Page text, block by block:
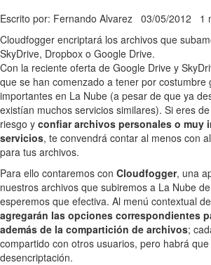
Escrito por: Fernando Alvarez 03/05/2012 1
Cloudfogger encriptará los archivos que
SkyDrive, Dropbox o Google Drive.
Con la reciente oferta de Google Drive y
que se han comenzado a tener por costumbre
importantes en La Nube (a pesar de que ya
existían muchos servicios similares). Si eres
riesgo y confiar archivos personales o muy
servicios, te convendrá contar al menos con
para tus archivos.
Para ello contaremos con Cloudfogger, una
nuestros archivos que subiremos a La Nube
esperemos que efectiva. Al menú contextual
agregarán las opciones correspondientes
además de la compartición de archivos;
compartido con otros usuarios, pero habrá
desencriptación.